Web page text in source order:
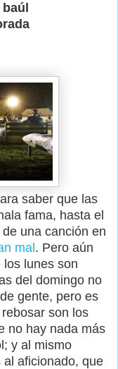
saber que las
fama, hasta el
una canción en
mal. Pero aún
lunes son
del domingo no
gente, pero es
son los
no hay nada más
y al mismo
aficionado, que